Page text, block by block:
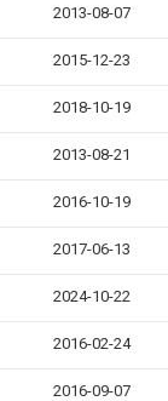
2013-08-07
2015-12-23
2018-10-19
2013-08-21
2016-10-19
2017-06-13
2024-10-22
2016-02-24
2016-09-07